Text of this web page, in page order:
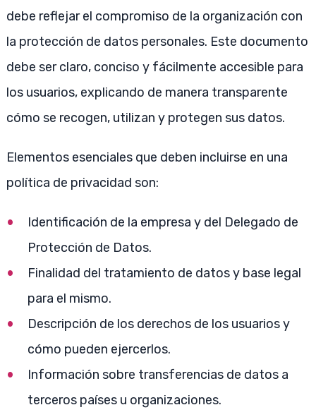
debe reflejar el compromiso de la organización con
la protección de datos personales. Este documento
debe ser claro, conciso y fácilmente accesible para
los usuarios, explicando de manera transparente
cómo se recogen, utilizan y protegen sus datos.
Elementos esenciales que deben incluirse en una
política de privacidad son:
Identificación de la empresa y del Delegado de
Protección de Datos.
Finalidad del tratamiento de datos y base legal
para el mismo.
Descripción de los derechos de los usuarios y
cómo pueden ejercerlos.
Información sobre transferencias de datos a
terceros países u organizaciones.